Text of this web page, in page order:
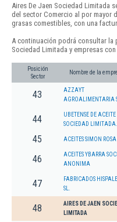
Aires De Jaen Sociedad Limitada
del sector Comercio al por mayor
grasas comestibles, con una
A continuación podrá consultar la
Sociedad Limitada y empresas
Posición
Sector
Nombre de la
43
AZZAYT
AGROALIMENTARIA
44
UBETENSE DE ACEITE
SOCIEDAD LIMITADA.
45 ACEITES SIMON ROSA
46
ACEITES YBARRA
ANONIMA
47
FABRICADOS
SL.
48
AIRES DE JAEN
LIMITADA